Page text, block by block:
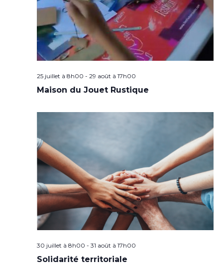
25 juillet à 8h00 - 29 août à 17h00
Maison du Jouet Rustique
30 juillet à 8h00 - 31 août à 17h00
Solidarité territoriale